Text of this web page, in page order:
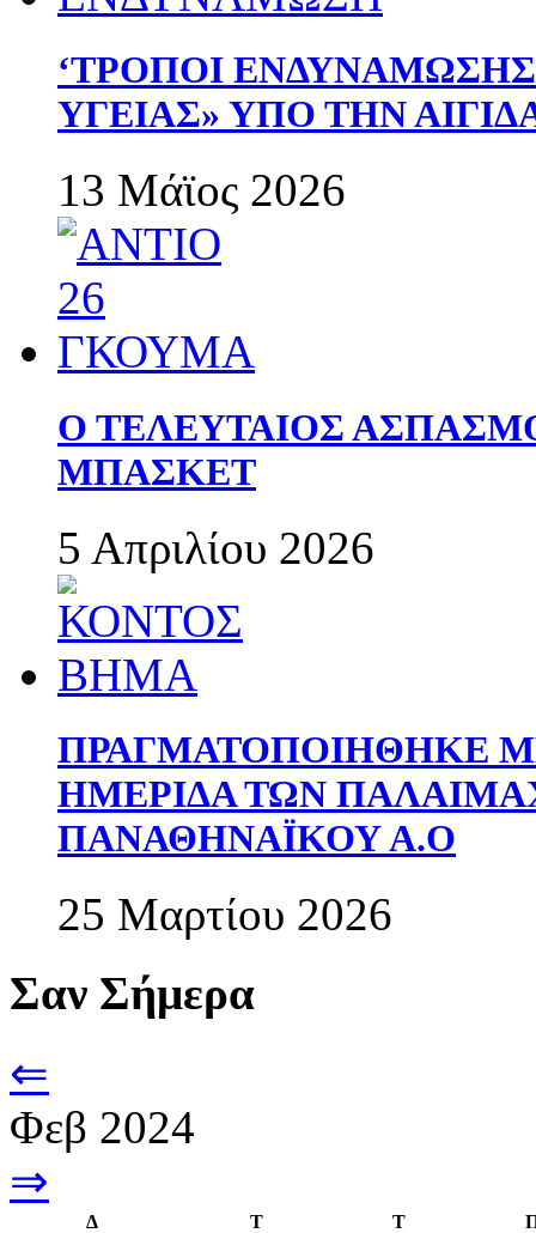
‘ΤΡΟΠΟΙ
ΥΓΕΙΑΣ» ΥΠΟ ΤΗΝ
13 Μάϊος 2026
Ο ΤΕΛΕΥΤΑΙΟΣ
ΜΠΑΣΚΕΤ
5 Απριλίου 2026
ΠΡΑΓΜΑΤΟΠΟΙΗΘΗΚΕ
ΗΜΕΡΙΔΑ ΤΩΝ
ΠΑΝΑΘΗΝΑΪΚΟΥ Α.Ο
25 Μαρτίου 2026
Σαν Σήμερα
⇐
Φεβ 2024
⇒
Δ Τ Τ